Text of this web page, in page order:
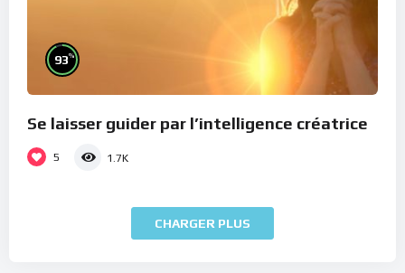
93%
Se laisser guider par l’intelligence créatrice
5 1.7K
CHARGER PLUS